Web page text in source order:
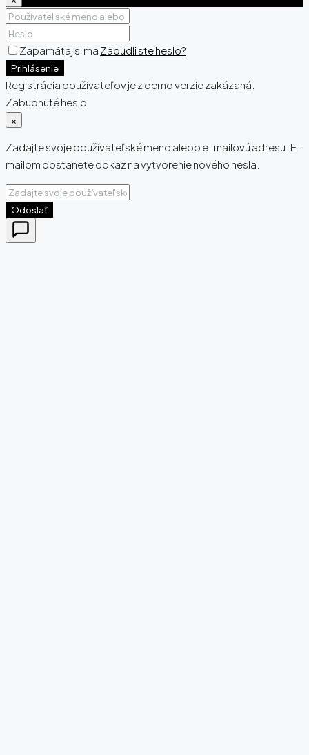
Zapamätaj si ma Zabudli ste heslo?
Prihlásenie
Registrácia používateľov je z demo verzie zakázaná.
Zabudnuté heslo
×
Zadajte svoje používateľské meno alebo e-mailovú adresu. E-
mailom dostanete odkaz na vytvorenie nového hesla.
Odoslať